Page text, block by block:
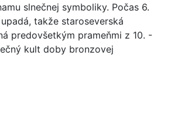
slnečnej symboliky. Počas 6.
takže staroseverská
predovšetkým prameňmi z 10. -
kult doby bronzovej